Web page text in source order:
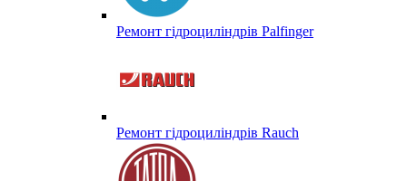
Ремонт гідроциліндрів Palfinger
Ремонт гідроциліндрів Rauch